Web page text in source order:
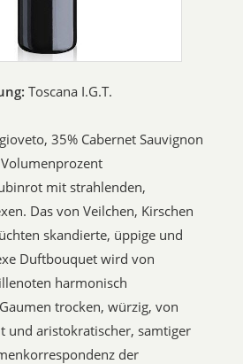
Toscana I.G.T.
35% Cabernet Sauvignon
mit strahlenden,
Das von Veilchen, Kirschen
skandierte, üppige und
Duftbouquet wird von
harmonisch
trocken, würzig, von
und aristokratischer, samtiger
der